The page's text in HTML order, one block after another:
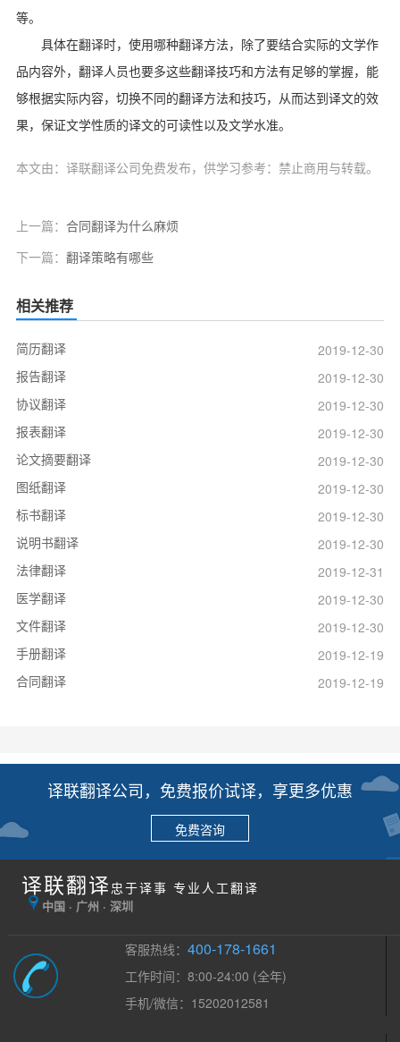
等。
具体在翻译时，使用哪种翻译方法，除了要结合实际的文学作
品内容外，翻译人员也要多这些翻译技巧和方法有足够的掌握，能
够根据实际内容，切换不同的翻译方法和技巧，从而达到译文的效
果，保证文学性质的译文的可读性以及文学水准。
本文由：译联翻译公司免费发布，供学习参考：禁止商用与转载。
上一篇： 合同翻译为什么麻烦
下一篇： 翻译策略有哪些
相关推荐
简历翻译
2019-12-30
报告翻译
2019-12-30
协议翻译
2019-12-30
报表翻译
2019-12-30
论文摘要翻译
2019-12-30
图纸翻译
2019-12-30
标书翻译
2019-12-30
说明书翻译
2019-12-30
法律翻译
2019-12-31
医学翻译
2019-12-30
文件翻译
2019-12-30
手册翻译
2019-12-19
合同翻译
2019-12-19
译联翻译公司，免费报价试译，享更多优惠
免费咨询
译联翻译 忠于译事 专业人工翻译
中国 · 广州 · 深圳
客服热线：400-178-1661
工作时间：8:00-24:00 (全年)
手机/微信：15202012581